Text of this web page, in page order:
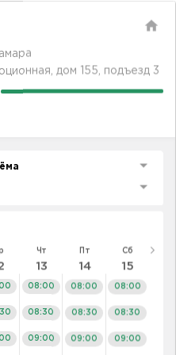
375-97-50
со специалистами